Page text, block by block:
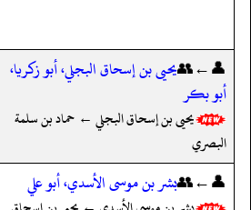
👤←👥يحيى بن إسحاق البجلي، أبو زكريا،
أبو بكر
يحيى بن إسحاق البجلي ← حماد بن سلمة
البصري
👤←👥بشر بن موسى الأسدي، أبو علي